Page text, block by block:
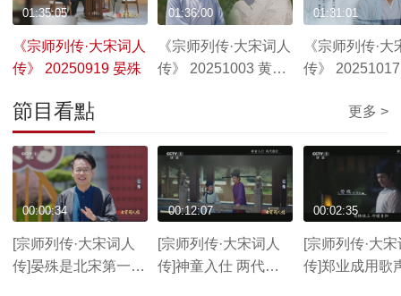
《宗师列传·大宋词人
传》 20250919 晏殊
01:35:05
《宗师列传·大宋词人
传》 20251003 黄庭
01:36:00
《宗师列传·大
传》
01:31:01
節目看點 更多 >
[宗师列传·大宋词人
传]晏殊是北宋第一伯
00:00:34
[宗师列传·大宋词人
传]神童入仕 两代朝
00:12:07
[宗师列传·大
传]郑业成用歌
00:02:35